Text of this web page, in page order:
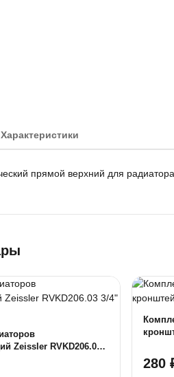
Характеристики
прямой верхний для
Zeissler RVKD206.03
280